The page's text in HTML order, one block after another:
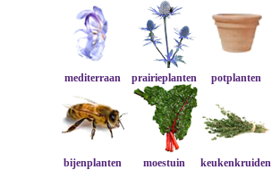
mediterraan prairieplanten potplanten
bijenplanten moestuin keukenkruiden